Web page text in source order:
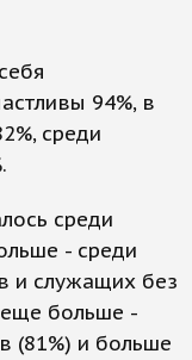
94%, в
среди
среди
- среди
и служащих без
больше -
(81%) и больше